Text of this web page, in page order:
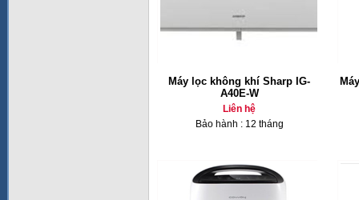
Máy lọc không khí Sharp IG-
A40E-W
Liên hệ
Bảo hành : 12 tháng